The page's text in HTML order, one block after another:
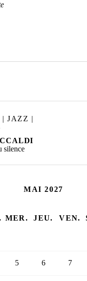
JAZZ |
silence
MAI 2027
MER. JEU. VEN.
5 6 7